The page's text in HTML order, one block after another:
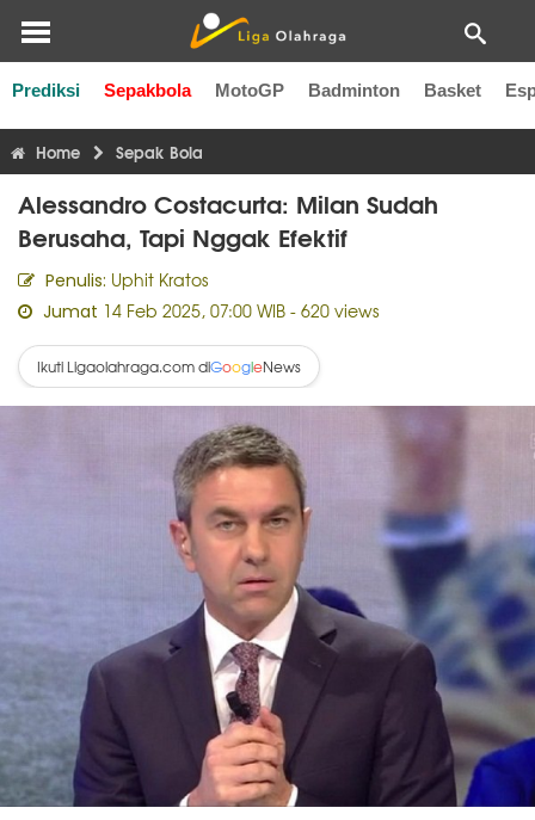
Prediksi Sepakbola MotoGP Badminton Basket
Liga Inggris Liga Italia Liga Spanyol Liga Perancis
Home Sepak Bola
Alessandro Costacurta: Milan Sudah
Berusaha, Tapi Nggak Efektif
Penulis: Uphit Kratos
Jumat 14 Feb 2025, 07:00 WIB - 620 views
Ikuti Ligaolahraga.com diGoogleNews